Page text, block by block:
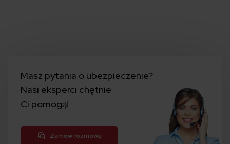
Masz pytania o ubezpieczenie?
Nasi eksperci chętnie
Ci pomogą!
Zamów rozmowę